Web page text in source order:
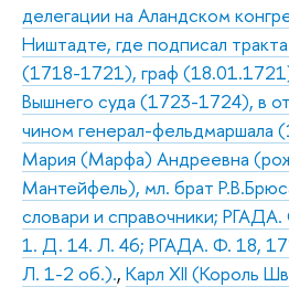
делегации на Аландском
Ништадте, где подписал
(1718-1721), граф
Вышнего суда (1723-1724), в
чином генерал-фельдмаршала
Мария (Марфа) Андреевна
Мантейфель), мл. брат
словари и справочники;
1. Д. 14. Л. 46; РГАДА. Ф. 18,
Л. 1-2 об.)., Карл XII (Король